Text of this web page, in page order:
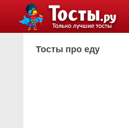
Тосты про еду